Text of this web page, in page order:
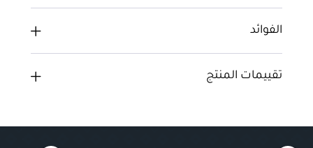
الفوائد
تقييمات المنتج